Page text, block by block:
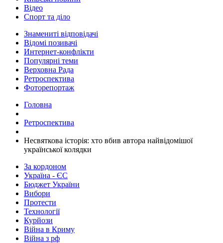
Відео
Спорт та діло
Знамениті відповідачі
Відомі позивачі
Интернет-конфлікти
Популярні теми
Верховна Рада
Ретроспектива
Фоторепортаж
Головна
Ретроспектива
​Несвяткова історія: хто вбив автора найвідомішої
української колядки
За кордоном
Україна - ЄС
Бюджет України
Вибори
Протести
Технології
Курйози
Війна в Криму
Війна з рф